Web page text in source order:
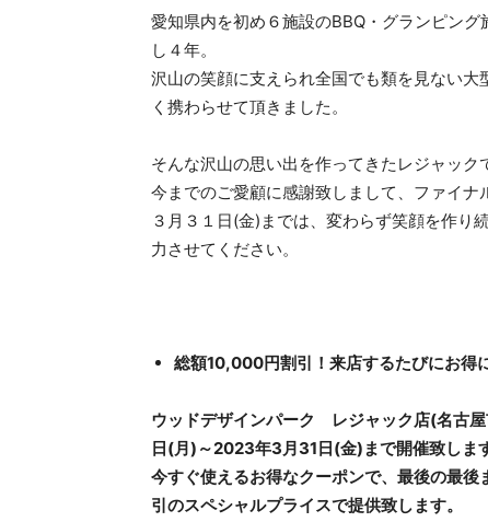
愛知県内を初め６施設のBBQ・グランピン
し４年。
沢山の笑顔に支えられ全国でも類を見ない
く携わらせて頂きました。
そんな沢山の思い出を作ってきたレジャック
今までのご愛顧に感謝致しまして、ファイナ
３月３１日(金)までは、変わらず笑顔を作り
力させてください。
総額10,000円割引！来店するたびにお得
ウッドデザインパーク レジャック店(名古
日(月)～2023年3月31日(金)まで開催致しま
今すぐ使えるお得なクーポンで、最後の最
引のスペシャルプライスで提供致します。